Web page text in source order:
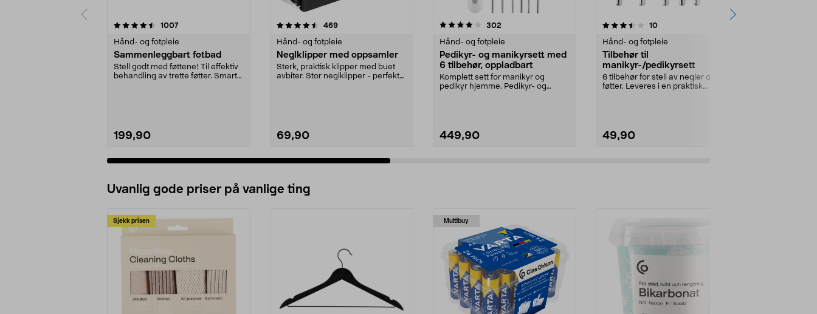
1007anmeldelser
Hånd- og fotpleie
Sammenleggbart fotbad
Stell godt med føttene! Til effektiv
behandling av trette føtter. Smart
199,90
4.5 av 5 stjerner 469anmeldelser
Hånd- og fotpleie
Neglklipper med oppsamler
Sterk, praktisk klipper med buet
avbiter. Stor neglklipper - perfekt
69,90
4.0 av 5 stjerner 302
Hånd- og fotpleie
Pedikyr- og manikyrsett med
6 tilbehør, oppladbart
Komplett sett for manikyr og
pedikyr hjemme. Pedikyr- og
449,90
3.5 av 5 stjerner 10anmeldelser
Hånd- og fotpleie
Tilbehør til
manikyr-/pedikyrsett
6 tilbehør for stell av negler og
føtter. Leveres i en praktisk
49,90
4.0 av 5 stjerner
Uvanlig gode priser på vanlige ting
Sjekk prisen Multibuy